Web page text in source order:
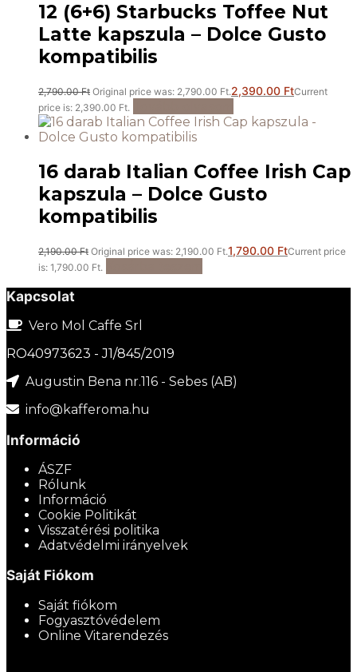
12 (6+6) Starbucks Toffee Nut
Latte kapszula – Dolce Gusto
kompatibilis
2,790.00Ft Original price was: 2,790.00 Ft.2,390.00 FtCurrent
price is: 2,390.00 Ft.
16 darab Italian Coffee Irish Cap
kapszula – Dolce Gusto
kompatibilis
2,190.00Ft Original price was: 2,190.00 Ft.1,790.00 FtCurrent price
is: 1,790.00 Ft.
Kapcsolat
Vero Mol Caffe Srl
RO40973623 - J1/845/2019
Augustin Bena nr.116 - Sebes (AB)
info@kafferoma.hu
Információ
ÁSZF
Rólunk
Információ
Cookie Politikát
Visszatérési politika
Adatvédelmi irányelvek
Saját Fiókom
Saját fiókom
Fogyasztóvédelem
Online Vitarendezés